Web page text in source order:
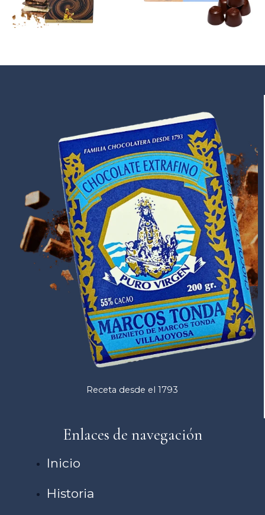
Receta desde el 1793
Enlaces de navegación
Inicio
Historia